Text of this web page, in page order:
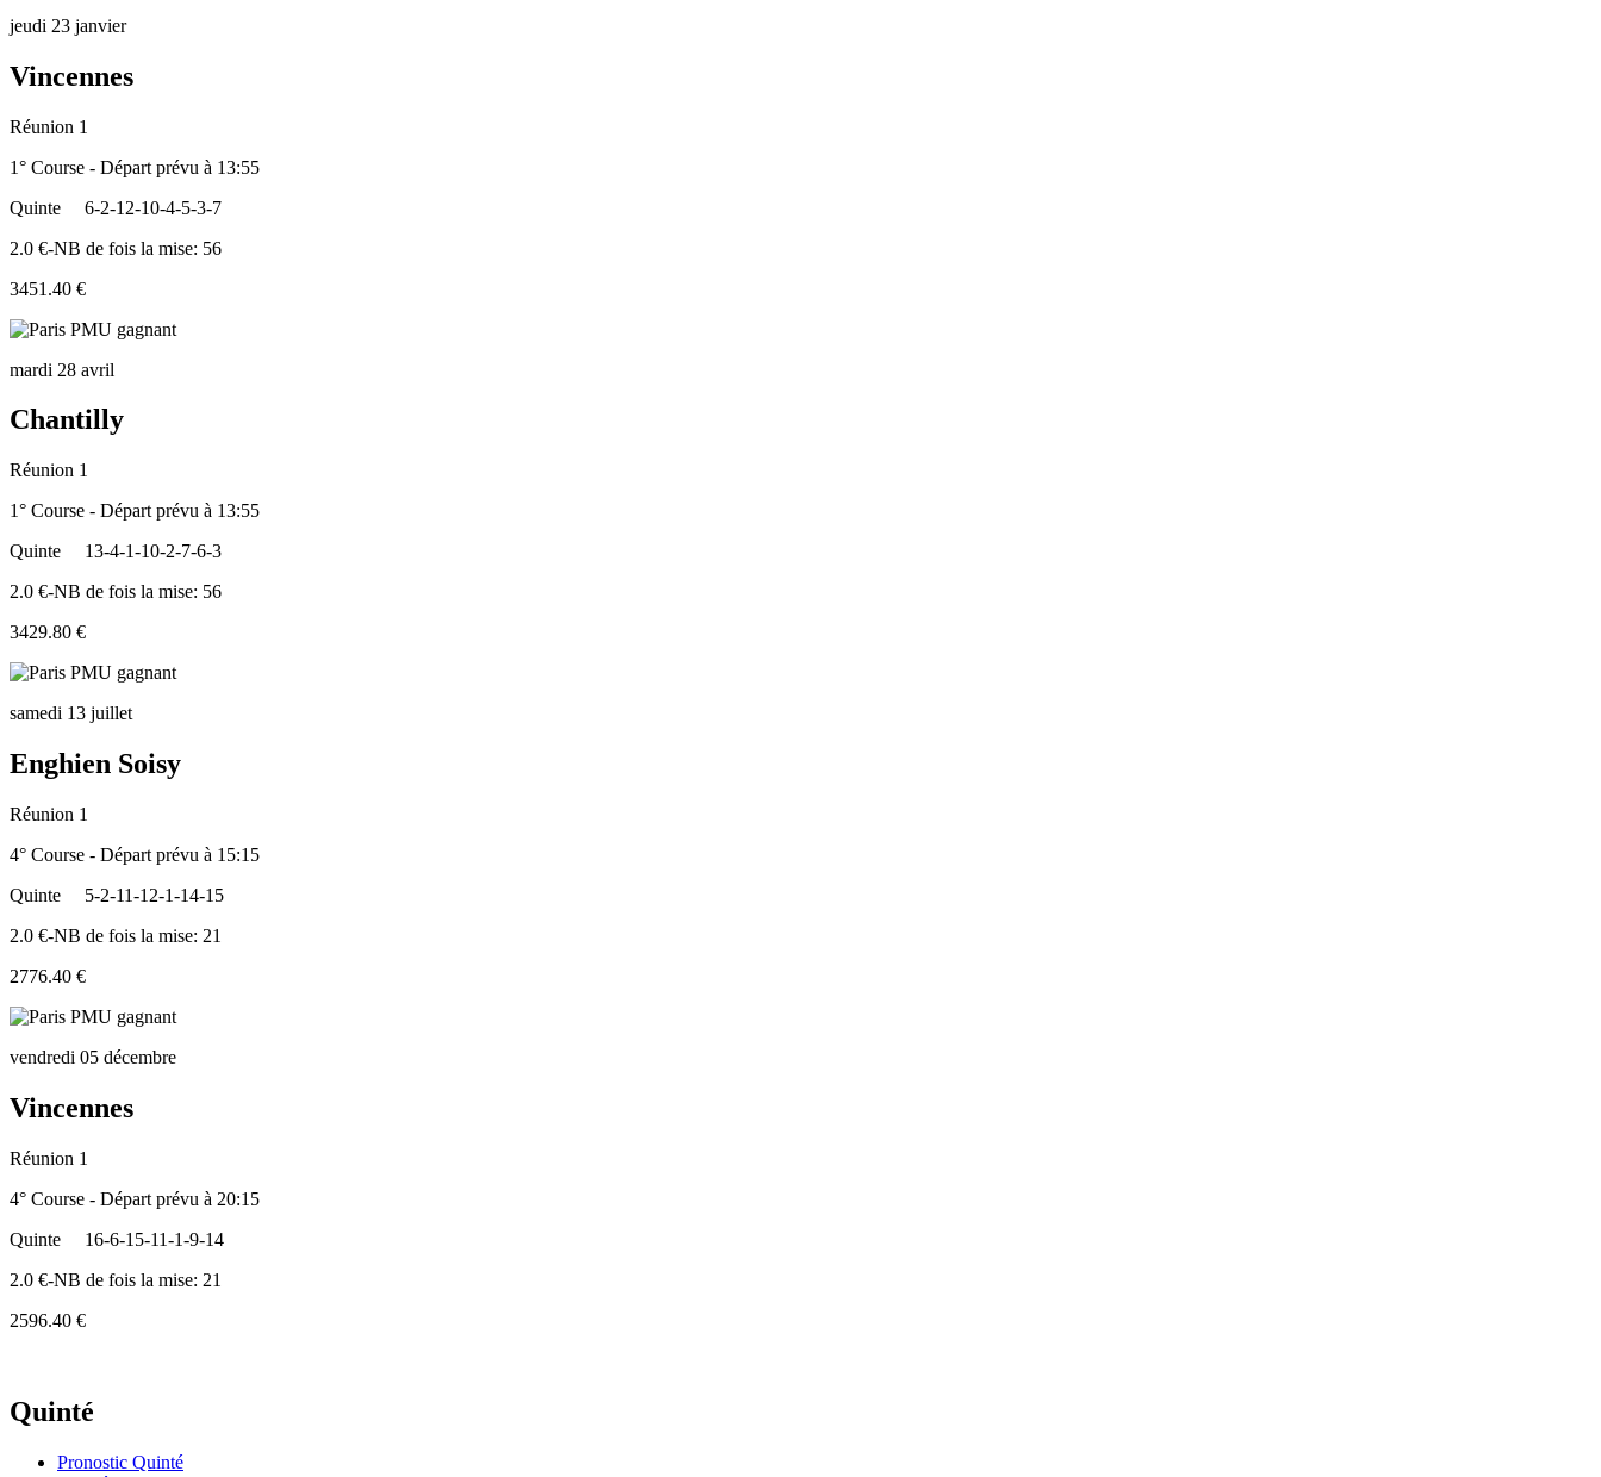
jeudi 23 janvier
Vincennes
Réunion 1
1° Course - Départ prévu à 13:55
Quinte
6-2-12-10-4-5-3-7
2.0 €-NB de fois la mise: 56
3451.40 €
mardi 28 avril
Chantilly
Réunion 1
1° Course - Départ prévu à 13:55
Quinte
13-4-1-10-2-7-6-3
2.0 €-NB de fois la mise: 56
3429.80 €
samedi 13 juillet
Enghien Soisy
Réunion 1
4° Course - Départ prévu à 15:15
Quinte
5-2-11-12-1-14-15
2.0 €-NB de fois la mise: 21
2776.40 €
vendredi 05 décembre
Vincennes
Réunion 1
4° Course - Départ prévu à 20:15
Quinte
16-6-15-11-1-9-14
2.0 €-NB de fois la mise: 21
2596.40 €
Quinté
Pronostic Quinté